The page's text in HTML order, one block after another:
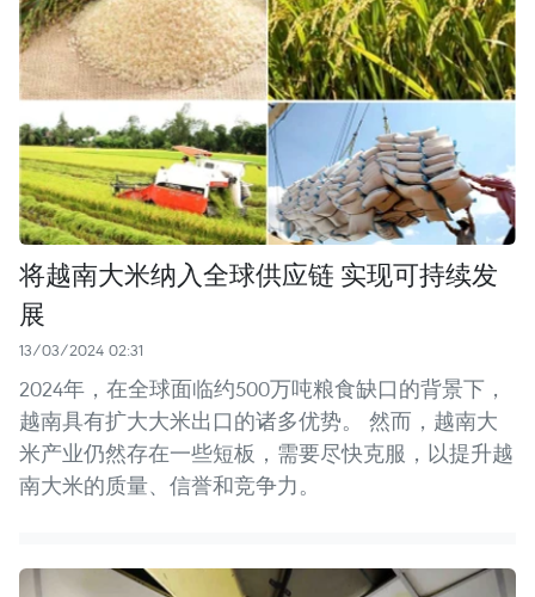
将越南大米纳入全球供应链 实现可持续发
展
13/03/2024 02:31
2024年，在全球面临约500万吨粮食缺口的背景下，
越南具有扩大大米出口的诸多优势。 然而，越南大
米产业仍然存在一些短板，需要尽快克服，以提升越
南大米的质量、信誉和竞争力。